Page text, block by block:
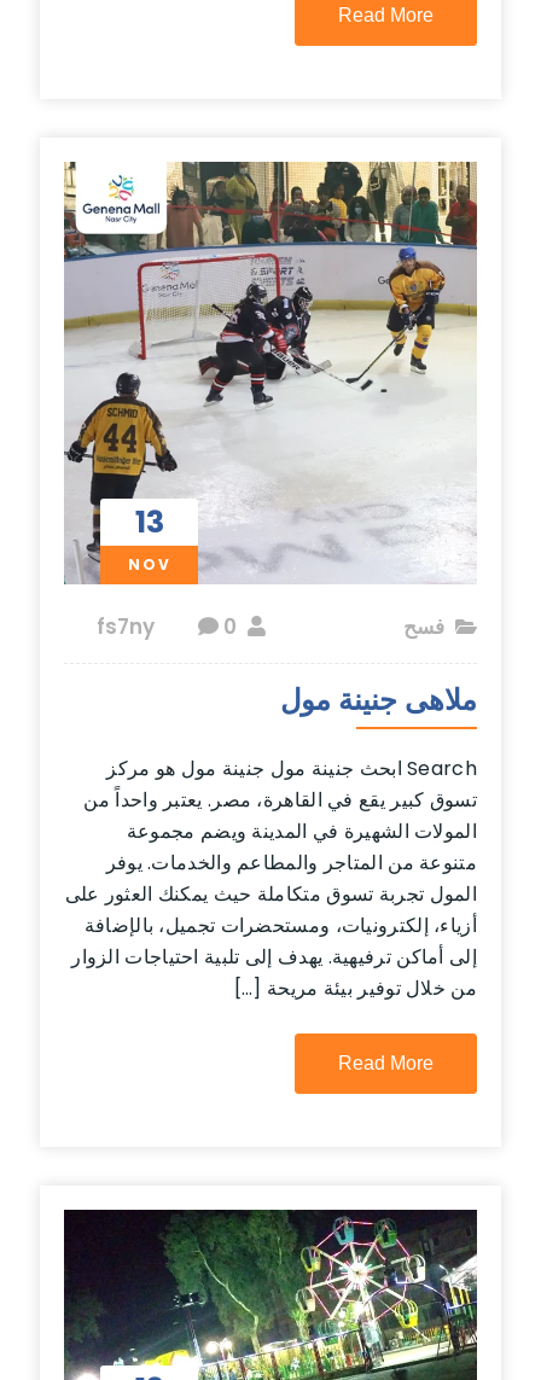
Read More
13
NOV
فسح 0
ملاهى جنينة مول
Search ابحث جنينة مول جنينة مول هو مركز
تسوق كبير يقع في القاهرة، مصر. يعتبر واحداً من
المولات الشهيرة في المدينة ويضم مجموعة
متنوعة من المتاجر والمطاعم والخدمات. يوفر
المول تجربة تسوق متكاملة حيث يمكنك العثور على
أزياء، إلكترونيات، ومستحضرات تجميل، بالإضافة
إلى أماكن ترفيهية. يهدف إلى تلبية احتياجات الزوار
من خلال توفير بيئة مريحة […]
Read More